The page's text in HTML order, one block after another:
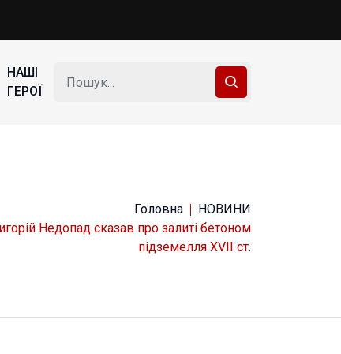
НАШІ
ГЕРОЇ
Головна
НОВИНИ
Недопад сказав про залиті бетоном
підземелля XVII ст.